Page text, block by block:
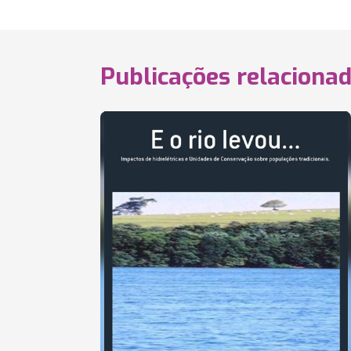
Publicações